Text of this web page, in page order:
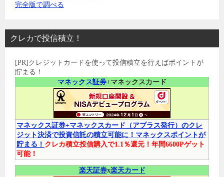
完全版で調べる
クレカで投信積立！
[PR]クレジットカードを使って投信積立を行えばポイントが
貯まる！
マネックス証券+マネックスカード
マネックス証券+マネックスカード（アプラス発行）のクレ
ジット決済で投資信託の積立可能に！マネックスポイントが
貯まる！ クレカ積立投信購入で1.1％還元！年間6600Pゲット
可能！
楽天証券x楽天カード